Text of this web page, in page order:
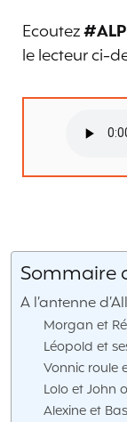
Ecoutez#ALP
le lecteur ci-
Sommaire
A l’antenne
Morgan et
Léopold et
Vonnic roule
Lolo et John
Alexine et